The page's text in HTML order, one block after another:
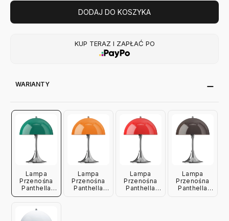
DODAJ DO KOSZYKA
KUP TERAZ I ZAPŁAĆ PO
WARIANTY
Lampa
Przenośna
Panthella
Originals 250
Louis
Poulsen
Lampa
Przenośna
Panthella
Lampa
Przenośna
Panthella
Lampa
Przenośna
Panthella